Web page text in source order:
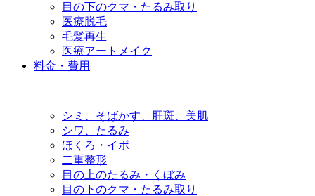
目の下のクマ・たるみ取り
医療脱毛
毛髪再生
医療アートメイク
料金・費用
シミ、そばかす、肝斑、美肌
シワ、たるみ
ほくろ・イボ
二重整形
目の上のたるみ・くぼみ
目の下のクマ・たるみ取り